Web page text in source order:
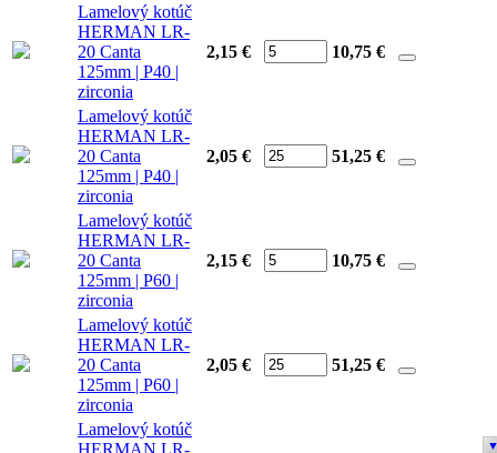
Lamelový kotúč
HERMAN LR-
20 Canta
125mm | P40 |
zirconia
2,15 € 10,75 €
Lamelový kotúč
HERMAN LR-
20 Canta
125mm | P40 |
zirconia
2,05 € 51,25 €
Lamelový kotúč
HERMAN LR-
20 Canta
125mm | P60 |
zirconia
2,15 € 10,75 €
Lamelový kotúč
HERMAN LR-
20 Canta
125mm | P60 |
zirconia
2,05 € 51,25 €
Lamelový kotúč
HERMAN LR-